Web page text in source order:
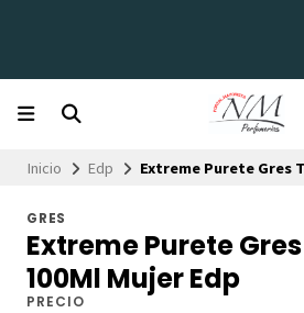
Inicio Edp Extreme Purete Gres
GRES
Extreme Purete
100Ml Mujer Edp
PRECIO